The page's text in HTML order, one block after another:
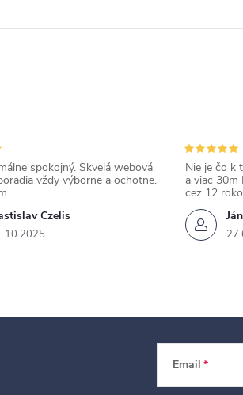
Czelis
spokojný. Skvelá webová
vždy výborne a ochotne.
Nie je čo k
a viac
cez 12
Email